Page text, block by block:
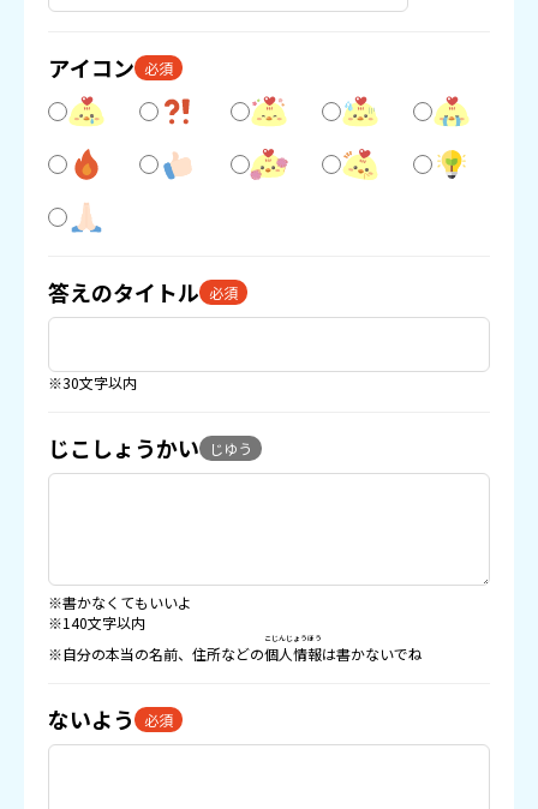
アイコン 必須
答えのタイトル 必須
※30文字以内
じこしょうかい じゆう
※書かなくてもいいよ
※140文字以内
※自分の本当の名前、住所などの個人情報
こじんじょうほう
は書かないでね
ないよう 必須